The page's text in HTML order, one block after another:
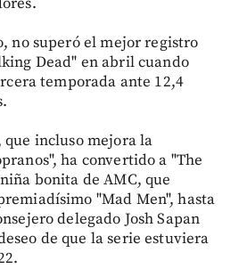
no superó el mejor registro
Dead" en abril cuando
temporada ante 12,4
incluso mejora la
ha convertido a "The
bonita de AMC, que
"Mad Men", hasta
delegado Josh Sapan
de que la serie estuviera